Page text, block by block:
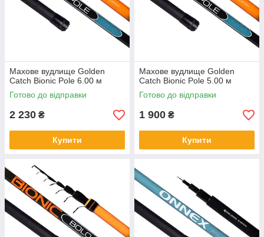
Махове вудлище Golden
Catch Bionic Pole 6.00 м
Готово до відправки
2 230 ₴
Купити
Махове вудлище Golden
Catch Bionic Pole 5.00 м
Готово до відправки
1 900 ₴
Купити